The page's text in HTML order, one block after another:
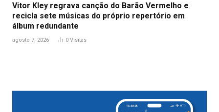
Vitor Kley regrava canção do Barão Vermelho e
recicla sete músicas do próprio repertório em
álbum redundante
agosto 7, 2026 0 Visitas